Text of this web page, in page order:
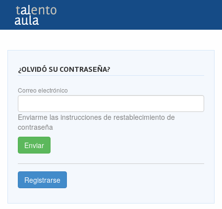
¿OLVIDÓ SU CONTRASEÑA?
Correo electrónico
Enviarme las instrucciones de restablecimiento de
contraseña
Registrarse